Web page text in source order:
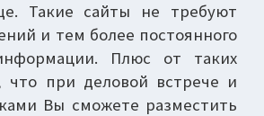
Такие сайты не требуют
и тем более постоянного
Плюс от таких
что при деловой встрече и
Вы сможете разместить